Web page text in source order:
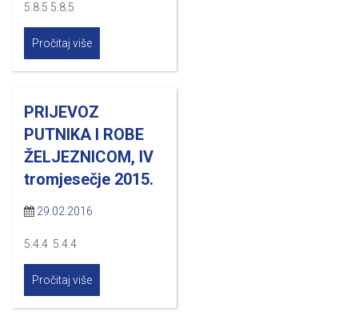
5.8.5 5.8.5
Pročitaj više
PRIJEVOZ
PUTNIKA I ROBE
ŽELJEZNICOM, IV
tromjesečje 2015.
29.02.2016
5.4.4 5.4.4
Pročitaj više